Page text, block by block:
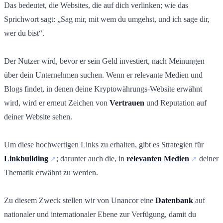
Das bedeutet, die Websites, die auf dich verlinken; wie das
Sprichwort sagt: „Sag mir, mit wem du umgehst, und ich sage dir,
wer du bist“.
Der Nutzer wird, bevor er sein Geld investiert, nach Meinungen
über dein Unternehmen suchen. Wenn er relevante Medien und
Blogs findet, in denen deine Kryptowährungs-Website erwähnt
wird, wird er erneut Zeichen von Vertrauen und Reputation auf
deiner Website sehen.
Um diese hochwertigen Links zu erhalten, gibt es Strategien für
Linkbuilding
; darunter auch die, in relevanten Medien
deiner
Thematik erwähnt zu werden.
Zu diesem Zweck stellen wir von Unancor eine Datenbank auf
nationaler und internationaler Ebene zur Verfügung, damit du